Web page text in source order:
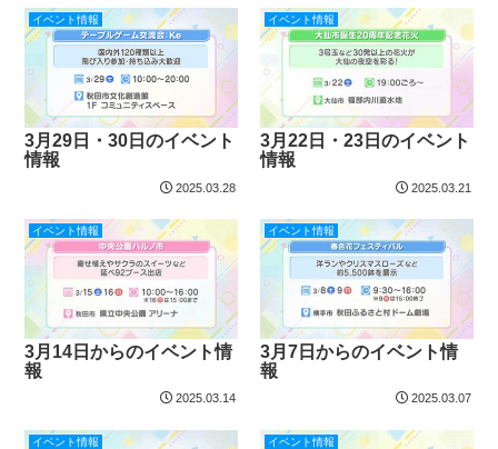
イベント情報
3月29日・30日のイベント
情報
2025.03.28
イベント情報
3月22日・23日のイベント
情報
2025.03.21
イベント情報
3月14日からのイベント情
報
2025.03.14
イベント情報
3月7日からのイベント情
報
2025.03.07
イベント情報 イベント情報